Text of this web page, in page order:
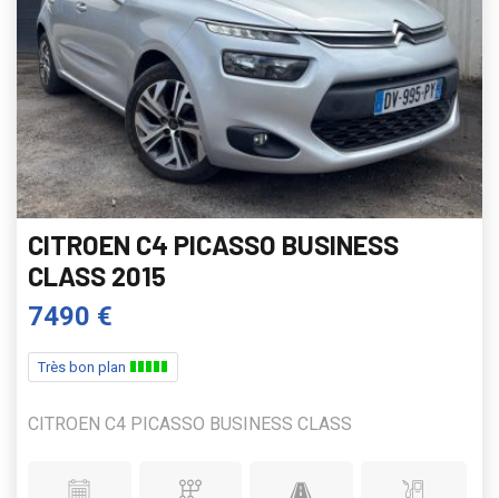
CITROEN C4 PICASSO BUSINESS
CLASS 2015
7490 €
Très bon plan
CITROEN C4 PICASSO BUSINESS CLASS